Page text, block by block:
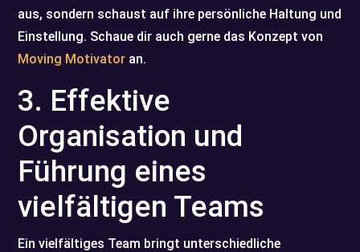
aus, sondern schaust auf ihre persönliche Haltung und
Einstellung. Schaue dir auch gerne das Konzept von
Moving Motivator an.
3. Effektive
Organisation und
Führung eines
vielfältigen Teams
Ein vielfältiges Team bringt unterschiedliche